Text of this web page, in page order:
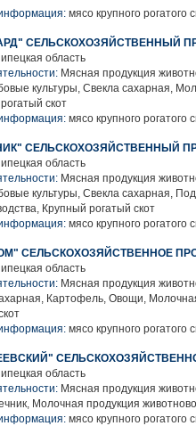
мясо крупного рогатого
СЕЛЬСКОХОЗЯЙСТВЕННЫЙ
область
Мясная продукция
культуры, Свекла сахарная,
скот
мясо крупного рогатого
СЕЛЬСКОХОЗЯЙСТВЕННЫЙ
область
Мясная продукция
культуры, Свекла сахарная,
Крупный рогатый скот
мясо крупного рогатого
СЕЛЬСКОХОЗЯЙСТВЕННОЕ
область
Мясная продукция
Картофель, Овощи,
мясо крупного рогатого
область
Мясная продукция
Молочная продукция
мясо крупного рогатого